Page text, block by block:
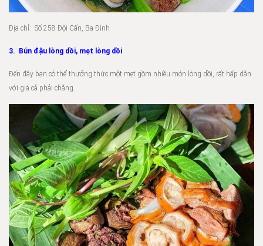
Địa chỉ: Số 258 Đội Cấn, Ba Đình
3. Bún đậu lòng dồi, mẹt lòng dồi
Đến đây bạn có thể thưởng thức một mẹt gồm nhiều món lòng dồi, rất hấp dẫn
với giá cả phải chăng.